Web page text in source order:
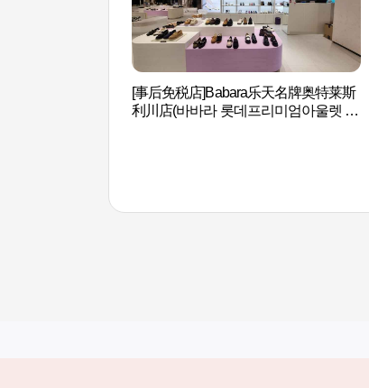
[事后免税店]Babara乐天名牌奥特莱斯
利川店(바바라 롯데프리미엄아울렛 이